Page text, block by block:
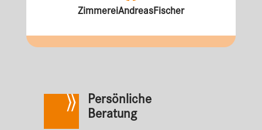
ZimmereiAndreasFischer
Persönliche
Beratung